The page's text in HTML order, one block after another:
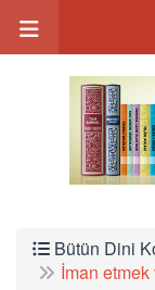
Bütün Dini
İman